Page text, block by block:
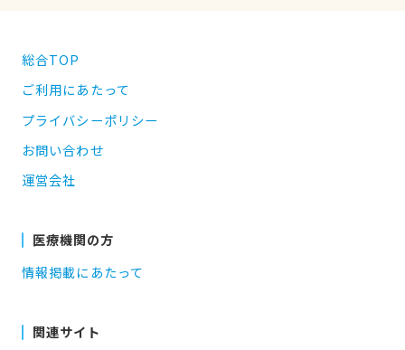
総合TOP
ご利用にあたって
プライバシーポリシー
お問い合わせ
運営会社
医療機関の方
情報掲載にあたって
関連サイト